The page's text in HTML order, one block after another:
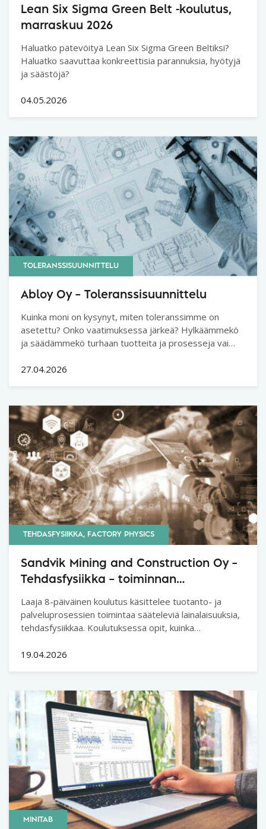
Lean Six Sigma Green Belt -koulutus,
marraskuu 2026
Haluatko pätevöityä Lean Six Sigma Green Beltiksi?
Haluatko saavuttaa konkreettisia parannuksia, hyötyjä
ja säästöjä?
04.05.2026
TOLERANSSISUUNNITTELU
Abloy Oy – Toleranssisuunnittelu
Kuinka moni on kysynyt, miten toleranssimme on
asetettu? Onko vaatimuksessa järkeä? Hylkäämmekö
ja säädämmekö turhaan tuotteita ja prosesseja vai
suorituskykyvaatimukset oikein asetettu?
27.04.2026
TEHDASFYSIIKKA, FACTORY PHYSICS
Sandvik Mining and Construction Oy –
Tehdasfysiikka – toiminnan
Laaja 8-päiväinen koulutus käsittelee tuotanto- ja
palveluprosessien toimintaa sääteleviä lainalaisuuksia,
tehdasfysiikkaa. Koulutuksessa opit, kuinka
ajat, kapasiteetti, läpimeno ja keskeneräinen työ sekä
19.04.2026
MINITAB